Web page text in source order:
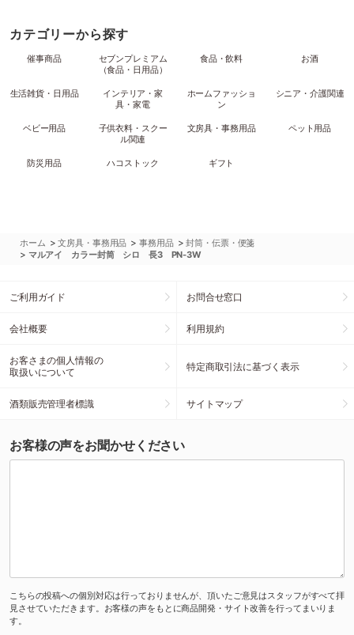
カテゴリーから探す
催事商品
セブンプレミアム
（食品・日用品）
食品・飲料 お酒
生活雑貨・日用品
インテリア・家
具・家電
ホームファッショ
ン
シニア・介護関連
ベビー用品
子供衣料・スクー
ル関連
文房具・事務用品 ペット用品
防災用品 ハコストック ギフト
ホーム >文房具・事務用品 >事務用品 >封筒・伝票・便箋
> マルアイ カラー封筒 シロ 長3 PN-3W
ご利用ガイド お問合せ窓口
会社概要 利用規約
お客さまの個人情報の
取扱いについて
特定商取引法に基づく表示
酒類販売管理者標識 サイトマップ
お客様の声をお聞かせください
こちらの投稿への個別対応は行っておりませんが、頂いたご意見はスタッフがすべて拝
見させていただきます。お客様の声をもとに商品開発・サイト改善を行ってまいりま
す。